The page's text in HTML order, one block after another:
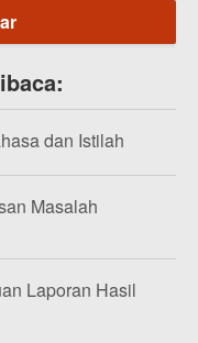
dan Istilah
Masalah
Laporan Hasil